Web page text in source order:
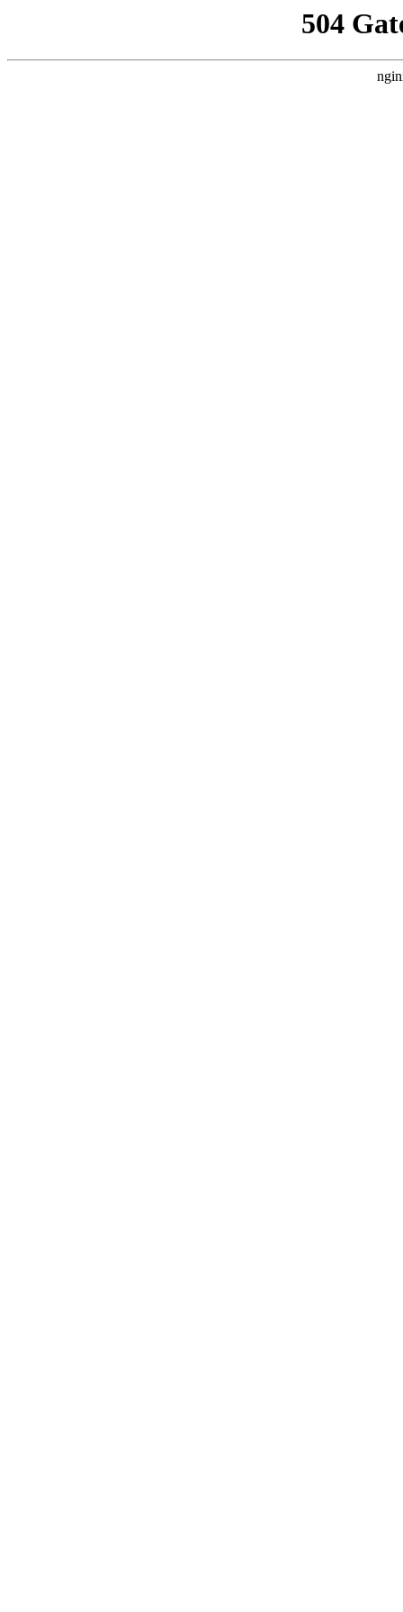
504